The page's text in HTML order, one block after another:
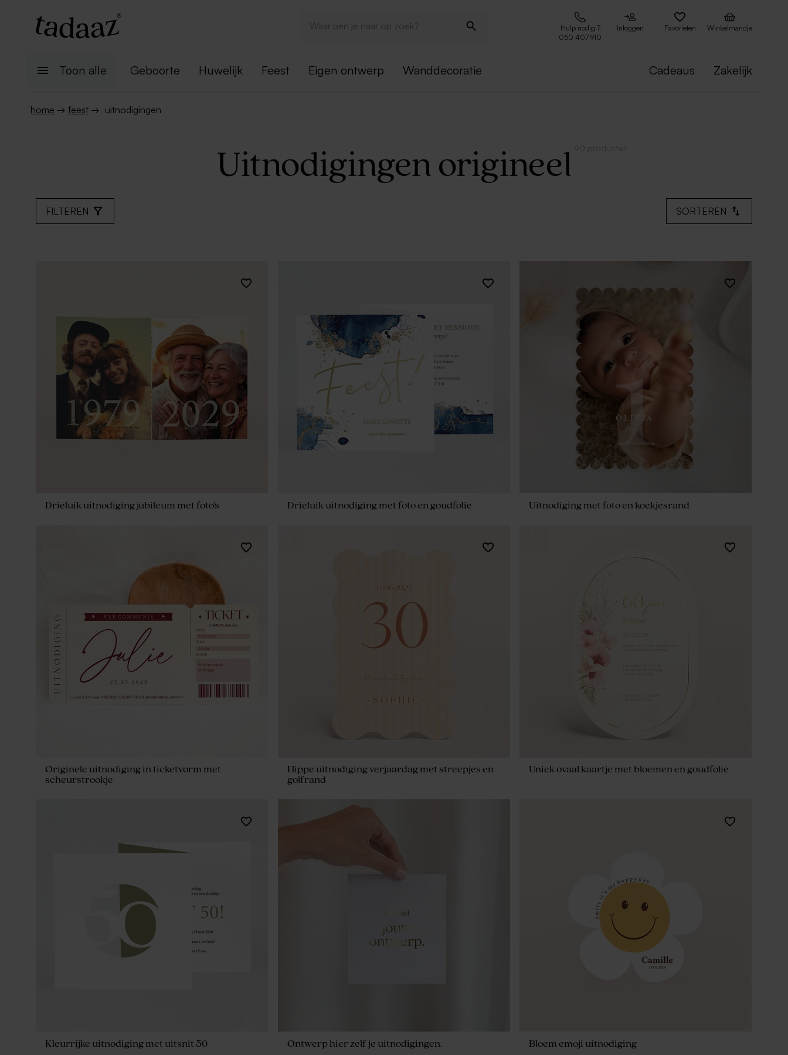
Hulp nodig ?
050 407 910
Inloggen Favorieten Winkelmandje
Toon alle Geboorte Huwelijk Feest Eigen ontwerp Wanddecoratie Cadeaus Zakelijk
home → feest → uitnodigingen
Uitnodigingen origineel
FILTEREN SORTEREN
Ontwerp hier zelf je uitnodigingen.
Drieluik uitnodiging jubileum met foto's Drieluik uitnodiging met foto en goudfolie Uitnodiging met foto en koekjesrand
Originele uitnodiging in ticketvorm met
scheurstrookje
Hippe uitnodiging verjaardag met streepjes en
golfrand
Uniek ovaal kaartje met bloemen en goudfolie
Kleurrijke uitnodiging met uitsnit 50 Bloem emoji uitnodiging